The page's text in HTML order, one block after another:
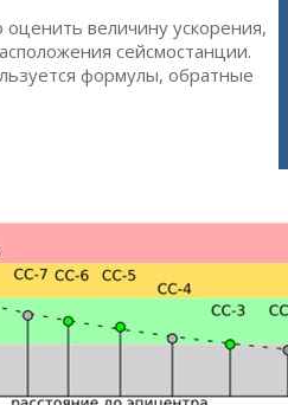
величину ускорения,
сейсмостанции.
формулы, обратные